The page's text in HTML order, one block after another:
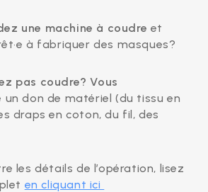
une machine à coudre et
à fabriquer des masques?
pas coudre? Vous
un don de matériel (du tissu en
draps en coton, du fil, des
les détails de l’opération, lisez
en cliquant ici